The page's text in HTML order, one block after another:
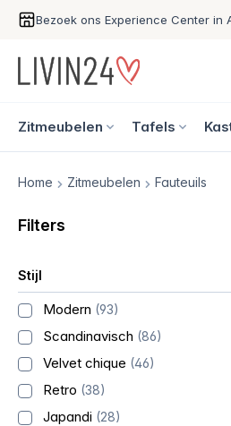
Bezoek ons Experience Center in
Zitmeubelen Tafels
Home Zitmeubelen Fauteuils
Filters
Stijl
Modern (93)
Scandinavisch (86)
Velvet chique (46)
Retro (38)
Japandi (28)